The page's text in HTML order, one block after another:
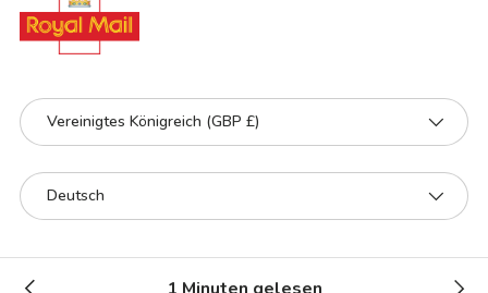
Land/Region
Vereinigtes Königreich (GBP £)
Sprache
Deutsch